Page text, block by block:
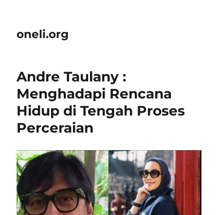
oneli.org
Andre Taulany :
Menghadapi Rencana
Hidup di Tengah Proses
Perceraian